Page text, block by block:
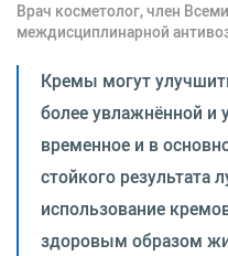
Врач косметолог, член
междисциплинарной
Кремы могут
более увлажнённой и
временное и в
стойкого результата
использование
здоровым образом